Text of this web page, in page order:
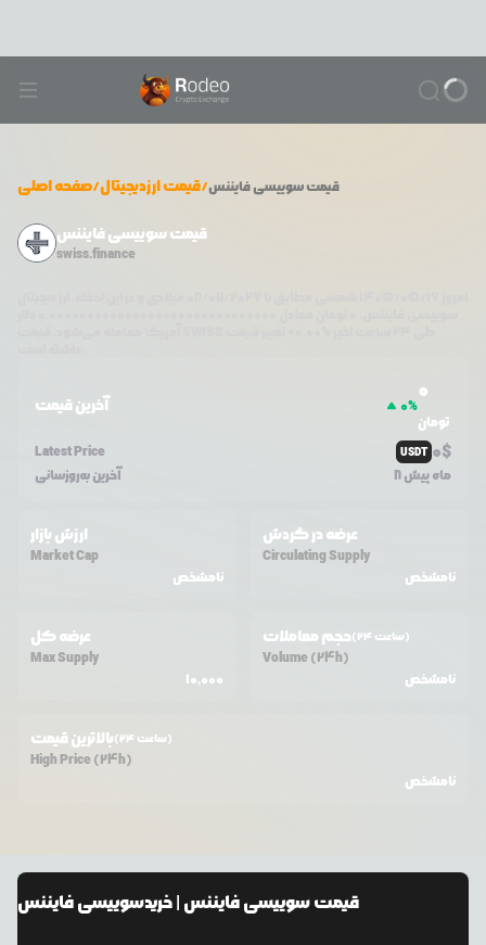
صفحه اصلی/قیمت ارزدیجیتال/ قیمتسوییسی فایننس
قیمت سوییسی فایننس
swiss.finance
آخرین قیمت 0%
0
تومان
Latest Price
USDT 0$
آخرین به‌روزسانی 8 ماه پیش
ارزش بازار
Market Cap
نامشخص
عرضه در گردش
Circulating Supply
نامشخص
عرضه کل
Max Supply
10,000
حجم معاملات (24 ساعت)
Volume (24h)
نامشخص
بالاترین قیمت (24 ساعت)
High Price (24h)
نامشخص
قیمتسوییسی فایننس | خریدسوییسی فایننس